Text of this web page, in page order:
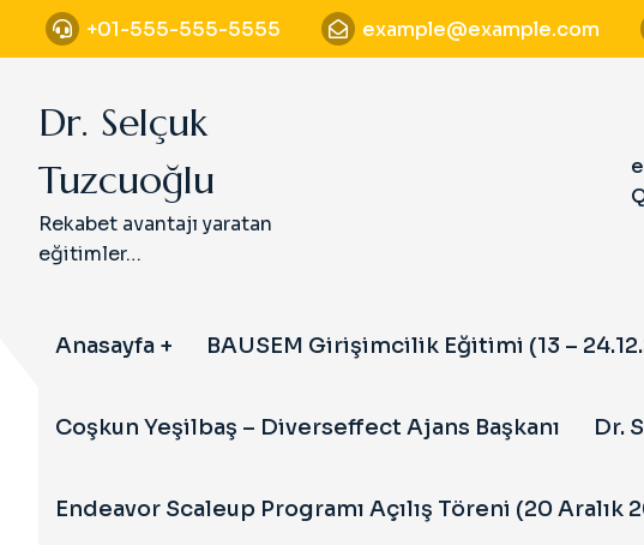
+01-555-555-5555 example@example.com
Dr. Selçuk
Tuzcuoğlu
Rekabet avantajı yaratan
eğitimler…
Anasayfa BAUSEM Girişimcilik Eğitimi (13 –
Coşkun Yeşilbaş – Diverseffect Ajans Başkanı Dr.
Endeavor Scaleup Programı Açılış Töreni (20 Aralık